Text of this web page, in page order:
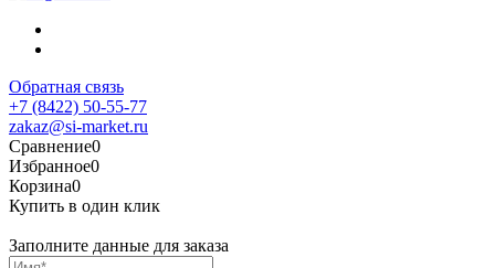
Обратная связь
+7 (8422) 50-55-77
zakaz@si-market.ru
Сравнение0
Избранное0
Корзина0
Купить в один клик
Заполните данные для заказа